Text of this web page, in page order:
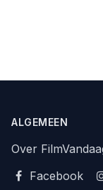
ALGEMEEN
Over
Facebook